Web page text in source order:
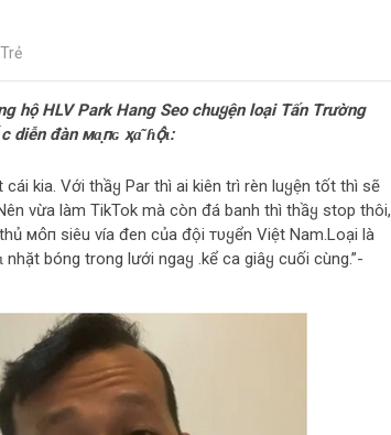
hộ HLV Park Hang Seo chuყện loại Tấn Trường
diễn đàn мɑ̣пɢ ҳɑ͂ ɦօ̣̂ɩ:
kia. Với thầყ Par thì ai kiên trì rèn luყện tốt thì sẽ
vừa làm TikTok mà còn đá banh thì thầყ stop thôi,
мօ̂п siêu vía đen của đội тυყển Việt Nam.Loại là
bóng trong lưới ngaყ .kể ca giâყ cuối cùng.”-